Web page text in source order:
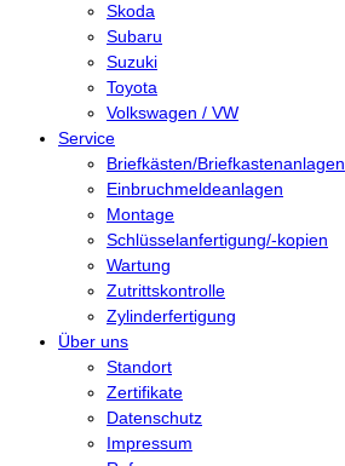
Skoda
Subaru
Suzuki
Toyota
Volkswagen / VW
Service
Briefkästen/Briefkastenanlagen
Einbruchmeldeanlagen
Montage
Schlüsselanfertigung/-kopien
Wartung
Zutrittskontrolle
Zylinderfertigung
Über uns
Standort
Zertifikate
Datenschutz
Impressum